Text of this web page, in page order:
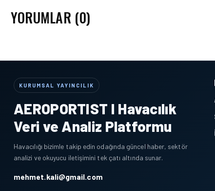
YORUMLAR (0)
KURUMSAL YAYINCILIK
AEROPORTIST I Havacılık
Veri ve Analiz Platformu
Havacılığı bizimle takip edin odağında güncel haber, sektör
analizi ve okuyucu iletişimini tek çatı altında sunar.
mehmet.kali@gmail.com